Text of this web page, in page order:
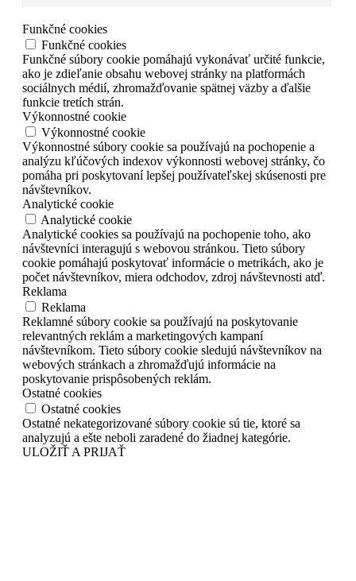
Funkčné cookies
Funkčné cookies
Funkčné súbory cookie pomáhajú vykonávať určité funkcie,
ako je zdieľanie obsahu webovej stránky na platformách
sociálnych médií, zhromažďovanie spätnej väzby a ďalšie
funkcie tretích strán.
Výkonnostné cookie
Výkonnostné cookie
Výkonnostné súbory cookie sa používajú na pochopenie a
analýzu kľúčových indexov výkonnosti webovej stránky, čo
pomáha pri poskytovaní lepšej používateľskej skúsenosti pre
návštevníkov.
Analytické cookie
Analytické cookie
Analytické cookies sa používajú na pochopenie toho, ako
návštevníci interagujú s webovou stránkou. Tieto súbory
cookie pomáhajú poskytovať informácie o metrikách, ako je
počet návštevníkov, miera odchodov, zdroj návštevnosti atď.
Reklama
Reklama
Reklamné súbory cookie sa používajú na poskytovanie
relevantných reklám a marketingových kampaní
návštevníkom. Tieto súbory cookie sledujú návštevníkov na
webových stránkach a zhromažďujú informácie na
poskytovanie prispôsobených reklám.
Ostatné cookies
Ostatné cookies
Ostatné nekategorizované súbory cookie sú tie, ktoré sa
analyzujú a ešte neboli zaradené do žiadnej kategórie.
ULOŽIŤ A PRIJAŤ